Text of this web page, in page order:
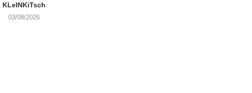
KLeINKiTsch
03/08/2026